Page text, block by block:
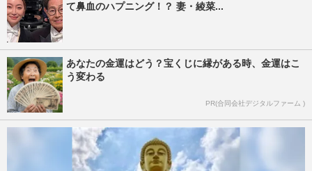
て鼻血のハプニング！？ 妻・綾菜...
あなたの金運はどう？宝くじに縁がある時、金運はこ
う変わる
PR(合同会社デジタルファーム )